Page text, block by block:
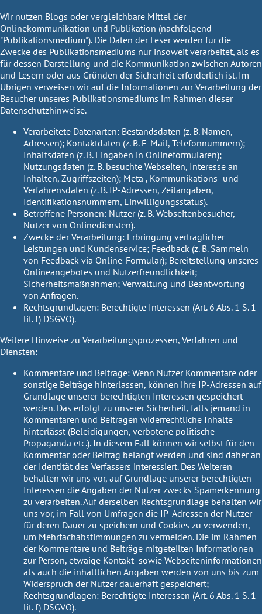
Wir nutzen Blogs oder vergleichbare Mittel der
Onlinekommunikation und Publikation (nachfolgend
"Publikationsmedium"). Die Daten der Leser werden für die
Zwecke des Publikationsmediums nur insoweit verarbeitet, als es
für dessen Darstellung und die Kommunikation zwischen Autoren
und Lesern oder aus Gründen der Sicherheit erforderlich ist. Im
Übrigen verweisen wir auf die Informationen zur Verarbeitung der
Besucher unseres Publikationsmediums im Rahmen dieser
Datenschutzhinweise.
Verarbeitete Datenarten: Bestandsdaten (z. B. Namen,
Adressen); Kontaktdaten (z. B. E-Mail, Telefonnummern);
Inhaltsdaten (z. B. Eingaben in Onlineformularen);
Nutzungsdaten (z. B. besuchte Webseiten, Interesse an
Inhalten, Zugriffszeiten); Meta-, Kommunikations- und
Verfahrensdaten (z. B. IP-Adressen, Zeitangaben,
Identifikationsnummern, Einwilligungsstatus).
Betroffene Personen: Nutzer (z. B. Webseitenbesucher,
Nutzer von Onlinediensten).
Zwecke der Verarbeitung: Erbringung vertraglicher
Leistungen und Kundenservice; Feedback (z. B. Sammeln
von Feedback via Online-Formular); Bereitstellung unseres
Onlineangebotes und Nutzerfreundlichkeit;
Sicherheitsmaßnahmen; Verwaltung und Beantwortung
von Anfragen.
Rechtsgrundlagen: Berechtigte Interessen (Art. 6 Abs. 1 S. 1
lit. f) DSGVO).
Weitere Hinweise zu Verarbeitungsprozessen, Verfahren und
Diensten:
Kommentare und Beiträge: Wenn Nutzer Kommentare oder
sonstige Beiträge hinterlassen, können ihre IP-Adressen auf
Grundlage unserer berechtigten Interessen gespeichert
werden. Das erfolgt zu unserer Sicherheit, falls jemand in
Kommentaren und Beiträgen widerrechtliche Inhalte
hinterlässt (Beleidigungen, verbotene politische
Propaganda etc.). In diesem Fall können wir selbst für den
Kommentar oder Beitrag belangt werden und sind daher an
der Identität des Verfassers interessiert. Des Weiteren
behalten wir uns vor, auf Grundlage unserer berechtigten
Interessen die Angaben der Nutzer zwecks Spamerkennung
zu verarbeiten. Auf derselben Rechtsgrundlage behalten wir
uns vor, im Fall von Umfragen die IP-Adressen der Nutzer
für deren Dauer zu speichern und Cookies zu verwenden,
um Mehrfachabstimmungen zu vermeiden. Die im Rahmen
der Kommentare und Beiträge mitgeteilten Informationen
zur Person, etwaige Kontakt- sowie Webseiteninformationen
als auch die inhaltlichen Angaben werden von uns bis zum
Widerspruch der Nutzer dauerhaft gespeichert;
Rechtsgrundlagen: Berechtigte Interessen (Art. 6 Abs. 1 S. 1
lit. f) DSGVO).